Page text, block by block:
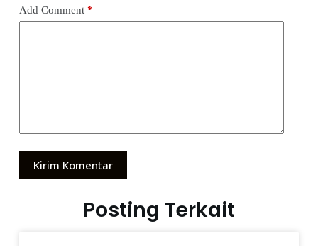
Add Comment*
Kirim Komentar
Posting Terkait